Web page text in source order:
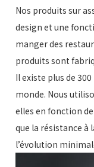
Nos produits sur
design et une
manger des
produits sont
Il existe plus de
monde. Nous
elles en fonction
que la résistance à
l’évolution